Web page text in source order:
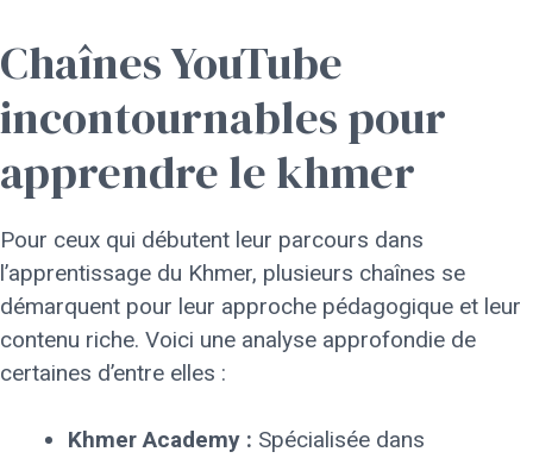
Chaînes YouTube
incontournables pour
apprendre le khmer
Pour ceux qui débutent leur parcours dans
l’apprentissage du Khmer, plusieurs chaînes se
démarquent pour leur approche pédagogique et leur
contenu riche. Voici une analyse approfondie de
certaines d’entre elles :
Khmer Academy : Spécialisée dans